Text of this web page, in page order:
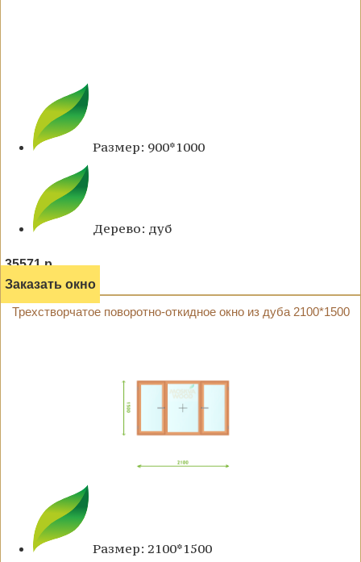
Размер: 900*1000
Дерево: дуб
35571 р.
Заказать окно
Трехстворчатое поворотно-откидное окно из дуба 2100*1500
Размер: 2100*1500